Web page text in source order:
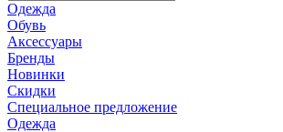
Одежда
Обувь
Аксессуары
Бренды
Новинки
Скидки
Специальное предложение
Одежда